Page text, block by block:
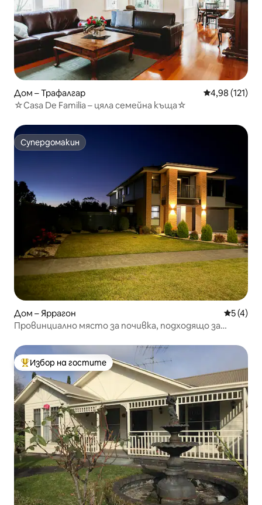
Дом – Трафалгар Средна
4,98 (121)
☆Casa De Familia – цяла семейна къща☆
Супердомакин
Супердомакин
Дом – Яррагон Средна
5 (4)
Провинциално място за почивка, подходящо за
Най-популярен избор на гостите
Избор на гостите